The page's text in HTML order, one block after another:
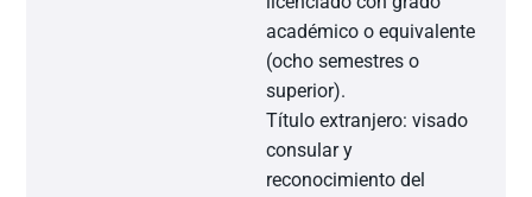
académico o equivalente
(ocho semestres o
superior).
Título extranjero: visado
consular y
reconocimiento del